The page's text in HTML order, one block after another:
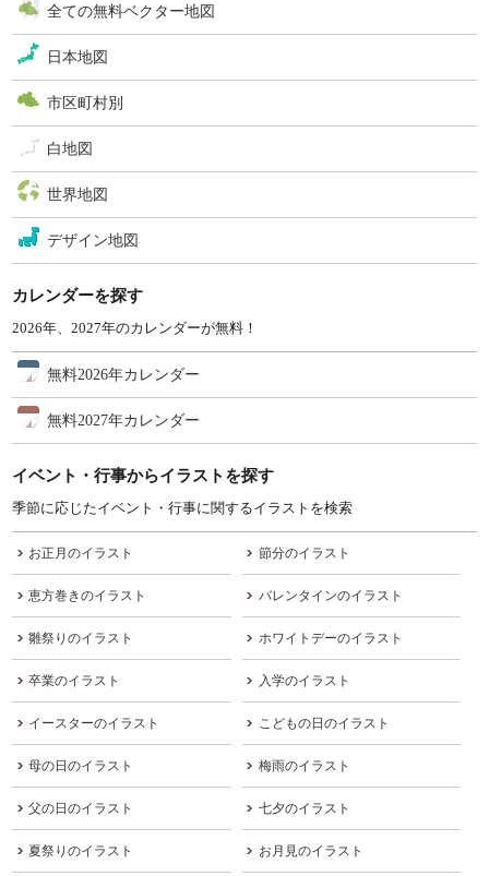
全ての無料ベクター地図
日本地図
市区町村別
白地図
世界地図
デザイン地図
カレンダーを探す
2026年、2027年のカレンダーが無料！
無料2026年カレンダー
無料2027年カレンダー
イベント・行事からイラストを探す
季節に応じたイベント・行事に関するイラストを検索
お正月のイラスト 節分のイラスト
恵方巻きのイラスト バレンタインのイラスト
雛祭りのイラスト ホワイトデーのイラスト
卒業のイラスト 入学のイラスト
イースターのイラスト こどもの日のイラスト
母の日のイラスト 梅雨のイラスト
父の日のイラスト 七夕のイラスト
夏祭りのイラスト お月見のイラスト